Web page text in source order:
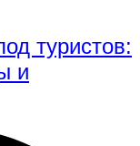
туристов:
и